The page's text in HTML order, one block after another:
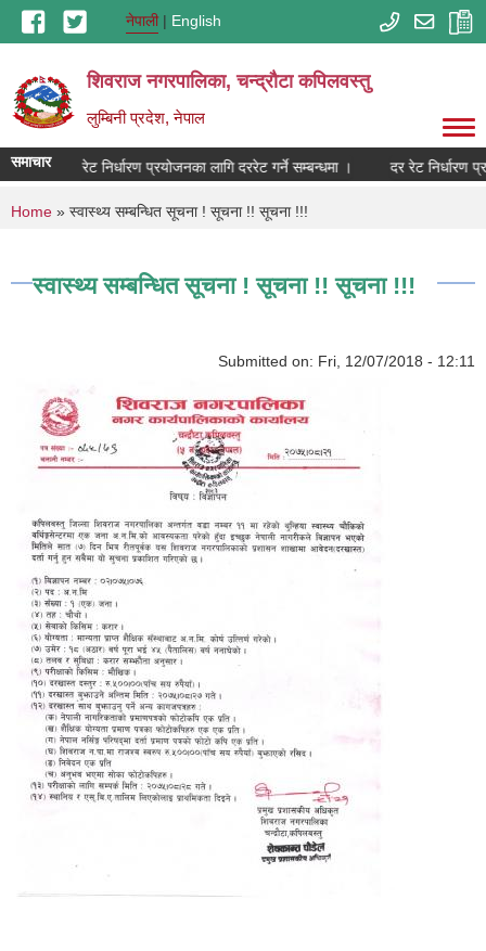
Skip to main contentनेपाली English
शिवराज नगरपालिका, चन्द्राैटा कपिलवस्तु
लुम्बिनी प्रदेश, नेपाल
समाचार दर रेट निर्धारण प्रयोजनका लागि दररेट गर्ने सम्बन्धमा । दर रेट निर्धारण
You are here
Home » स्वास्थ्य सम्बन्धित सूचना ! सूचना !! सूचना !!!
स्वास्थ्य सम्बन्धित सूचना ! सूचना !! सूचना !!!
Submitted on: Fri, 12/07/2018 - 12:11